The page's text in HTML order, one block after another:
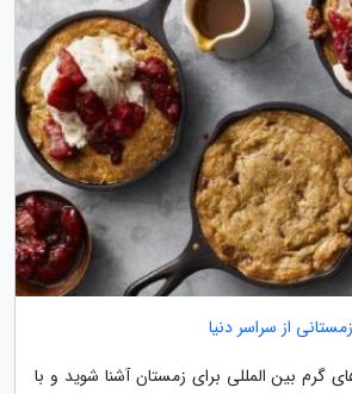
از سراسر دنیا
گرم بین المللی برای زمستان آشنا شوید و با